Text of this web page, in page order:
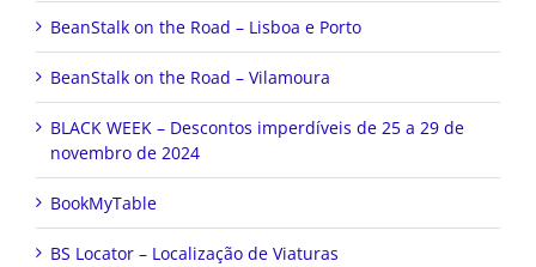
BeanStalk on the Road – Lisboa e Porto
BeanStalk on the Road – Vilamoura
BLACK WEEK – Descontos imperdíveis de 25 a 29 de
novembro de 2024
BookMyTable
BS Locator – Localização de Viaturas